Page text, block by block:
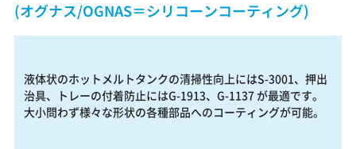
(オグナス/OGNAS＝シリコーンコーティング)
液体状のホットメルトタンクの清掃性向上にはS-3001、押出
治具、トレーの付着防止にはG-1913、G-1137 が最適です。
大小問わず様々な形状の各種部品へのコーティングが可能。